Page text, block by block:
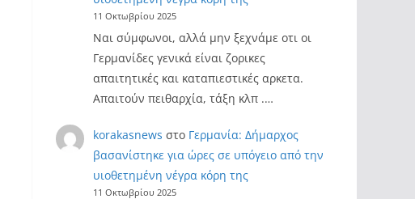
11 Οκτωβρίου 2025
Ναι σύμφωνοι, αλλά μην ξεχνάμε οτι οι
Γερμανίδες γενικά είναι ζορικες
απαιτητικές και καταπιεστικές αρκετα.
Απαιτούν πειθαρχία, τάξη κλπ .…
korakasnews στο Γερμανία: Δήμαρχος
βασανίστηκε για ώρες σε υπόγειο από την
υιοθετημένη νέγρα κόρη της
11 Οκτωβρίου 2025